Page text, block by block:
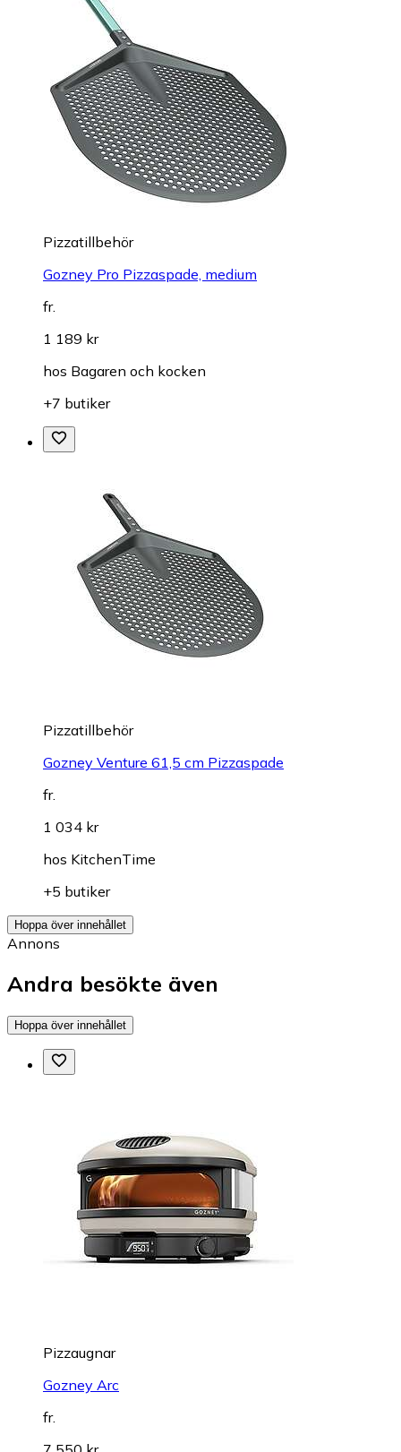
Pizzatillbehör
Gozney Pro Pizzaspade, medium
fr.
1 189 kr
hos Bagaren och kocken
+7 butiker
Pizzatillbehör
Gozney Venture 61,5 cm Pizzaspade
fr.
1 034 kr
hos KitchenTime
+5 butiker
Hoppa över innehållet
Annons
Andra besökte även
Hoppa över innehållet
Pizzaugnar
Gozney Arc
fr.